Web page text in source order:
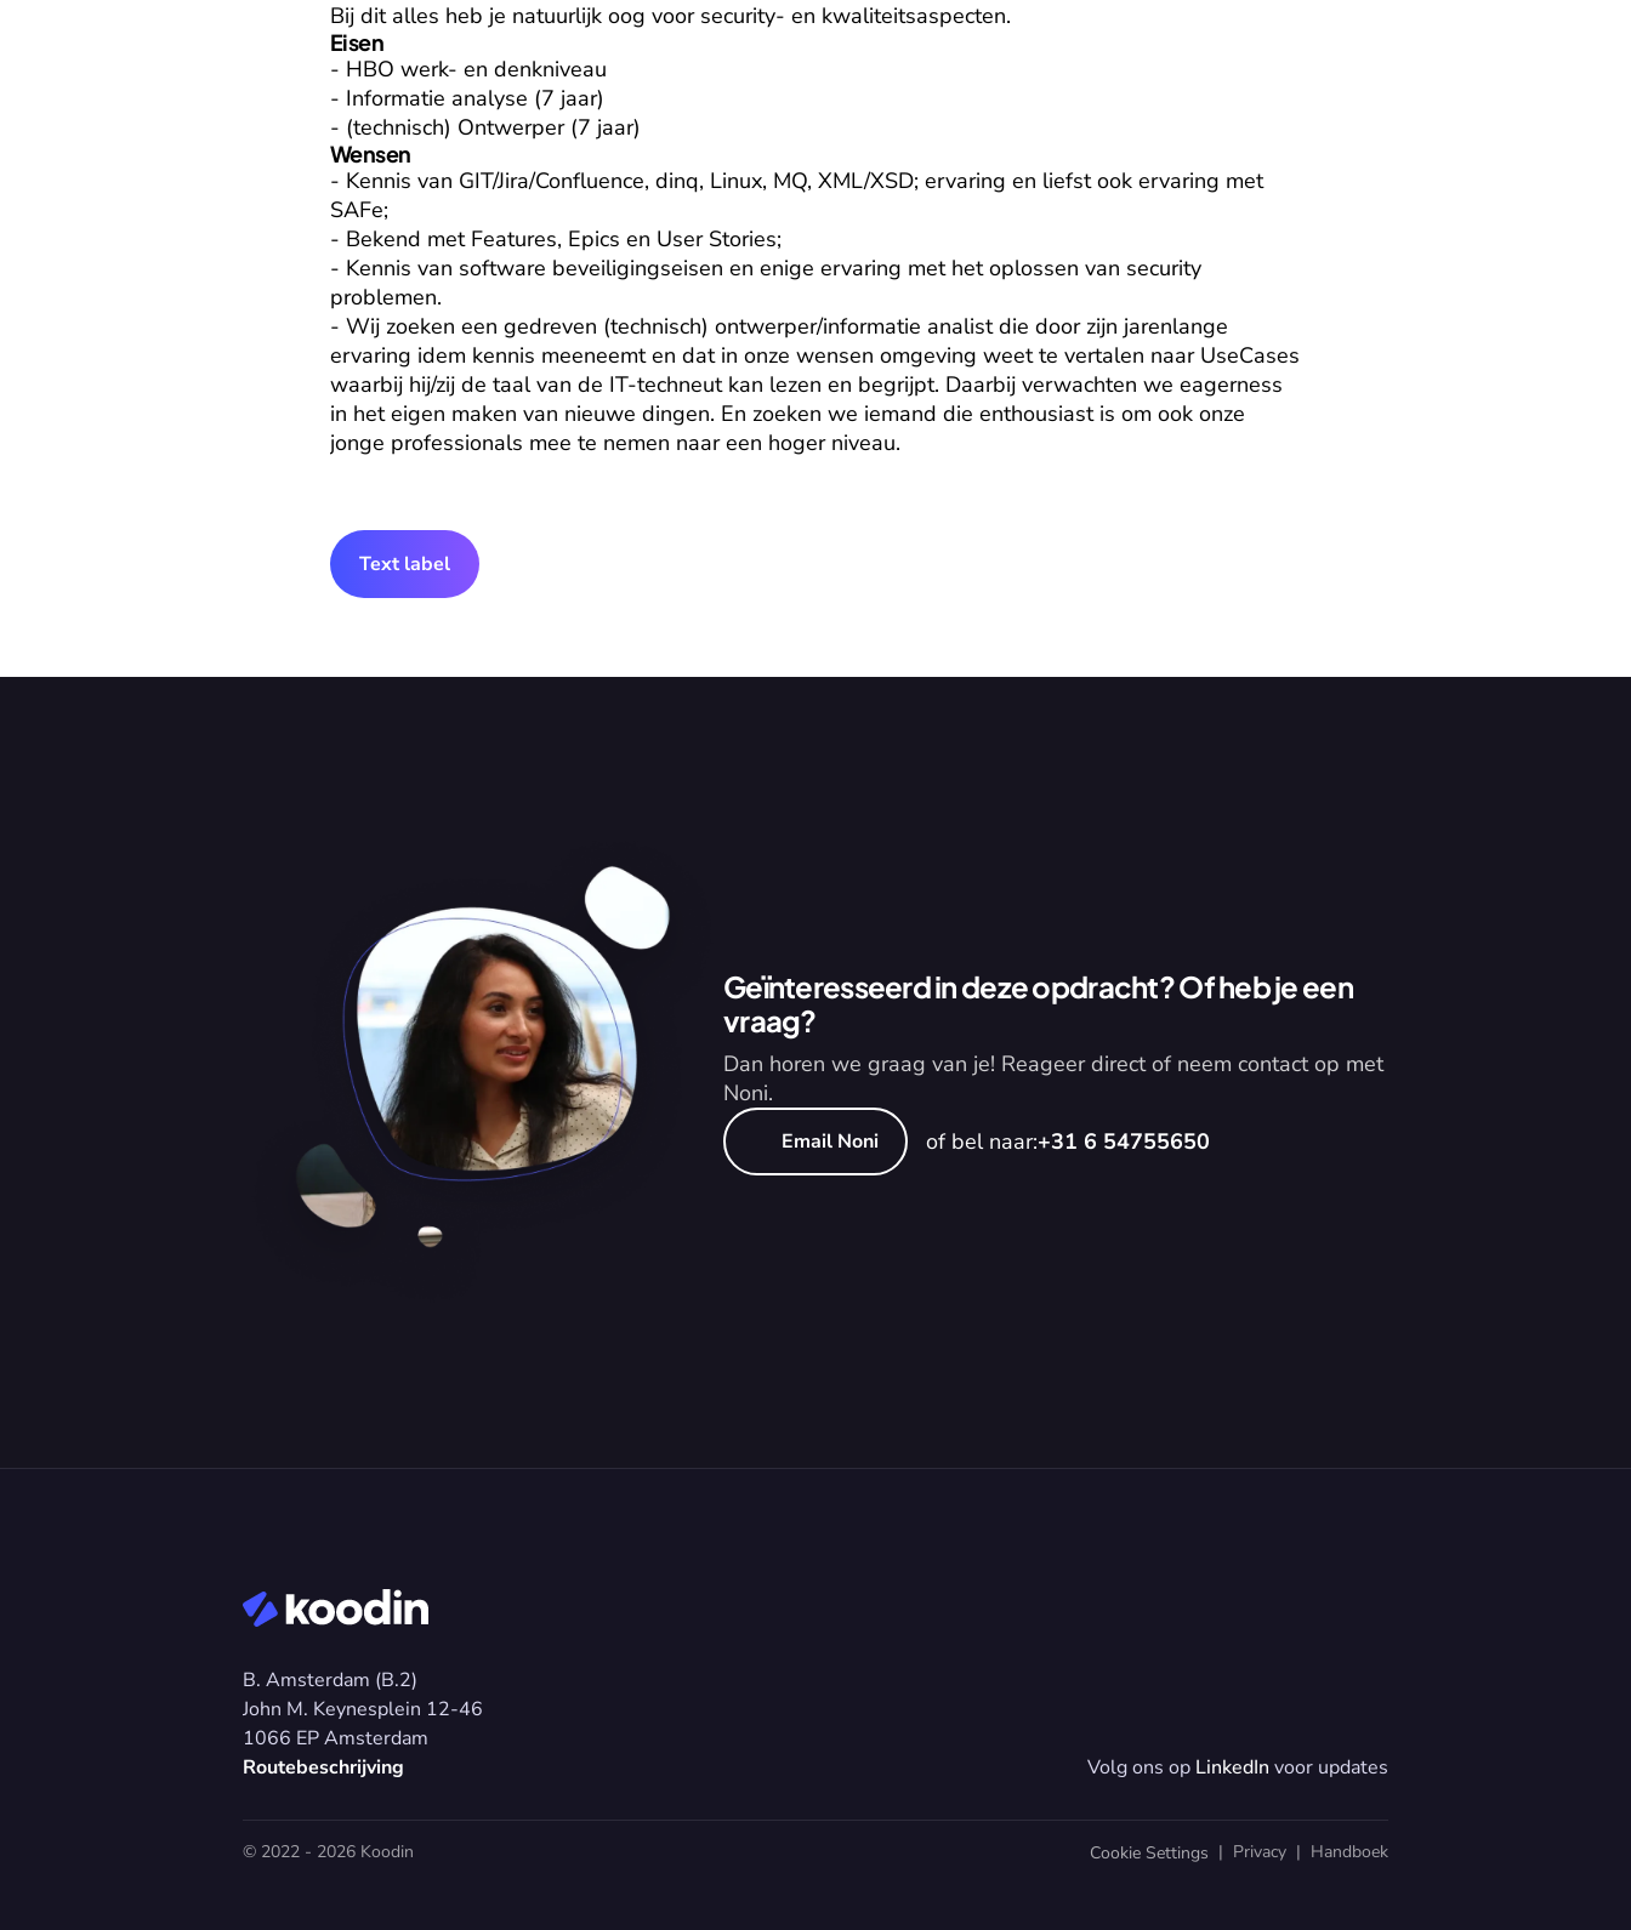
Bij dit alles heb je natuurlijk oog voor security- en kwaliteitsaspecten.
Eisen
- HBO werk- en denkniveau
- Informatie analyse (7 jaar)
- (technisch) Ontwerper (7 jaar)
Wensen
- Kennis van GIT/Jira/Confluence, dinq, Linux, MQ, XML/XSD; ervaring en liefst ook ervaring met
SAFe;
- Bekend met Features, Epics en User Stories;
- Kennis van software beveiligingseisen en enige ervaring met het oplossen van security
problemen.
- Wij zoeken een gedreven (technisch) ontwerper/informatie analist die door zijn jarenlange
ervaring idem kennis meeneemt en dat in onze wensen omgeving weet te vertalen naar UseCases
waarbij hij/zij de taal van de IT-techneut kan lezen en begrijpt. Daarbij verwachten we eagerness
in het eigen maken van nieuwe dingen. En zoeken we iemand die enthousiast is om ook onze
jonge professionals mee te nemen naar een hoger niveau.
Text label
Geïnteresseerd in deze opdracht? Of heb je een
vraag?
Dan horen we graag van je! Reageer direct of neem contact op met
Noni.
Email Noni of bel naar:+31 6 54755650
B. Amsterdam (B.2)
John M. Keynesplein 12-46
1066 EP Amsterdam
Routebeschrijving
Volg ons op LinkedIn voor updates
© 2022 - 2026 Koodin Cookie Settings
  |
Privacy
  |
Handboek